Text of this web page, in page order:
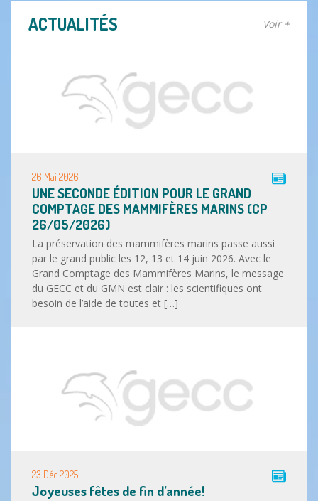
Voir +
ACTUALITÉS
26 Mai 2026
UNE SECONDE ÉDITION POUR LE GRAND
COMPTAGE DES MAMMIFÈRES MARINS (CP
26/05/2026)
La préservation des mammifères marins passe aussi
par le grand public les 12, 13 et 14 juin 2026. Avec le
Grand Comptage des Mammifères Marins, le message
du GECC et du GMN est clair : les scientifiques ont
besoin de l’aide de toutes et […]
23 Déc 2025
Joyeuses fêtes de fin d’année!